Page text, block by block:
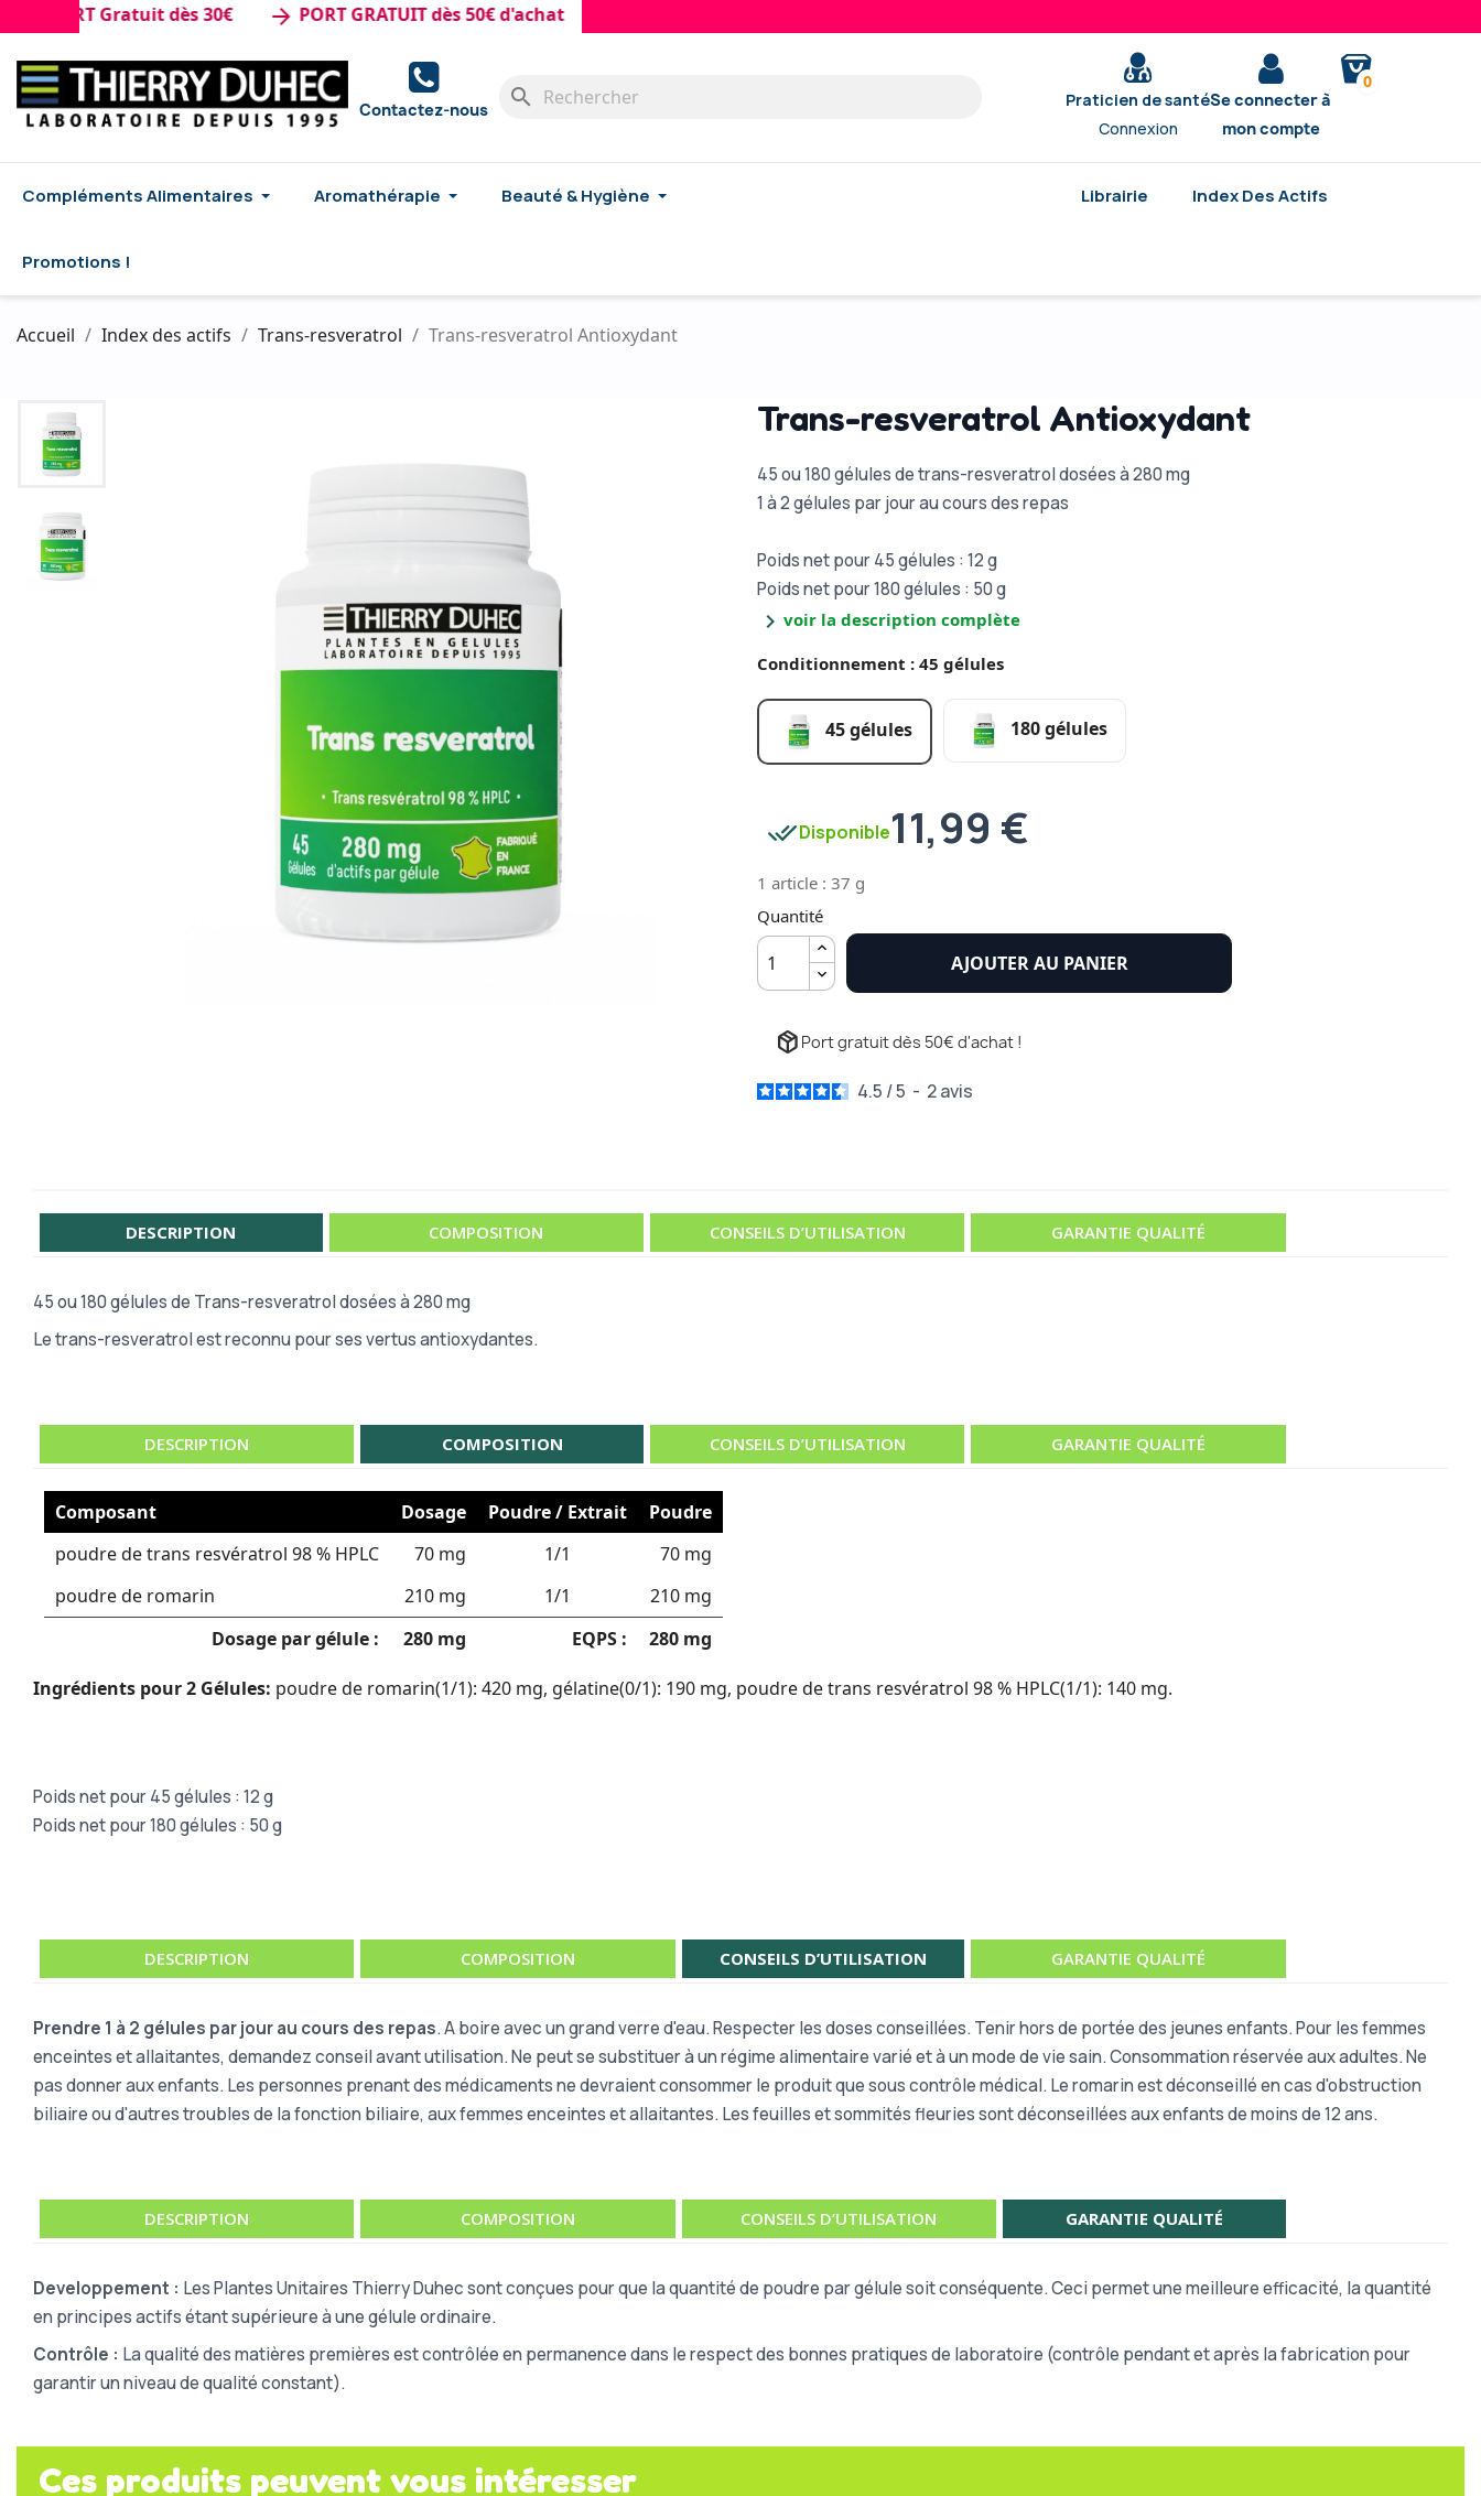
Gratuit dès 30€ arrow_forward PORT GRATUIT dès 50€ d'achat
Contactez-nous search
Praticien de santé
Connexion
Se connecter à
mon compte
0
Compléments Alimentaires Aromathérapie Beauté & Hygiène Librairie Index Des Actifs
Promotions !
Accueil Index des actifs Trans-resveratrol Trans-resveratrol Antioxydant
Trans-resveratrol Antioxydant
45 ou 180 gélules de trans-resveratrol dosées à 280 mg
1 à 2 gélules par jour au cours des repas
Poids net pour 45 gélules : 12 g
Poids net pour 180 gélules : 50 g
chevron_right voir la description complète
Conditionnement : 45 gélules
45 gélules 180 gélules
done_allDisponible11,99 €
1 article : 37 g
Quantité
AJOUTER AU PANIER
package_2 Port gratuit dès 50€ d'achat !
4.5 /5 - 2avis
DESCRIPTION COMPOSITION CONSEILS D’UTILISATION GARANTIE QUALITÉ
45 ou 180 gélules de Trans-resveratrol dosées à 280 mg
Le trans-resveratrol est reconnu pour ses vertus antioxydantes.
DESCRIPTION COMPOSITION CONSEILS D’UTILISATION GARANTIE QUALITÉ
Composant Dosage Poudre / Extrait
Poudre
poudre de trans resvératrol 98 % HPLC
70 mg 1/1
70 mg
poudre de romarin
210 mg 1/1
210 mg
Dosage par gélule :
280 mg EQPS : 280 mg
Ingrédients pour 2 Gélules: poudre de romarin(1/1): 420 mg, gélatine(0/1): 190 mg, poudre de trans resvératrol 98 % HPLC(1/1): 140 mg.
Poids net pour 45 gélules : 12 g
Poids net pour 180 gélules : 50 g
DESCRIPTION COMPOSITION CONSEILS D’UTILISATION GARANTIE QUALITÉ
Prendre 1 à 2 gélules par jour au cours des repas. A boire avec un grand verre d'eau. Respecter les doses conseillées. Tenir hors de portée des jeunes enfants. Pour les femmes
enceintes et allaitantes, demandez conseil avant utilisation. Ne peut se substituer à un régime alimentaire varié et à un mode de vie sain. Consommation réservée aux adultes. Ne
pas donner aux enfants. Les personnes prenant des médicaments ne devraient consommer le produit que sous contrôle médical. Le romarin est déconseillé en cas d'obstruction
biliaire ou d'autres troubles de la fonction biliaire, aux femmes enceintes et allaitantes. Les feuilles et sommités fleuries sont déconseillées aux enfants de moins de 12 ans.
DESCRIPTION COMPOSITION CONSEILS D’UTILISATION GARANTIE QUALITÉ
Developpement : Les Plantes Unitaires Thierry Duhec sont conçues pour que la quantité de poudre par gélule soit conséquente. Ceci permet une meilleure efficacité, la quantité
en principes actifs étant supérieure à une gélule ordinaire.
Contrôle : La qualité des matières premières est contrôlée en permanence dans le respect des bonnes pratiques de laboratoire (contrôle pendant et après la fabrication pour
garantir un niveau de qualité constant).
Ces produits peuvent vous intéresser